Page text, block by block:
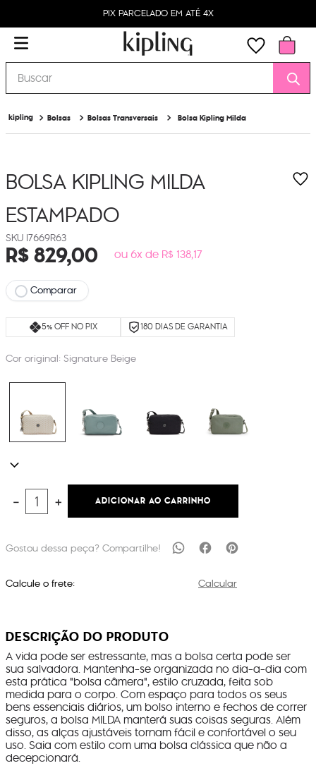
PIX PARCELADO EM ATÉ 4X
Buscar
Bolsas Bolsas Transversais Bolsa Kipling Milda
BOLSA KIPLING MILDA
ESTAMPADO
I7669R63
R$829,00 ou 6x de R$ 138,17
Comparar
5% OFF NO PIX 180 DIAS DE GARANTIA
Cor original: Signature Beige
＋
－ ADICIONAR AO CARRINHO
Calcule o frete: Calcular
DESCRIÇÃO DO PRODUTO
A vida pode ser estressante, mas a bolsa certa pode ser
sua salvadora. Mantenha-se organizada no dia-a-dia com
esta prática "bolsa câmera", estilo cruzada, feita sob
medida para o corpo. Com espaço para todos os seus
bens essenciais diários, um bolso interno e fechos de correr
seguros, a bolsa MILDA manterá suas coisas seguras. Além
disso, as alças ajustáveis tornam fácil e confortável o seu
uso. Saia com estilo com uma bolsa clássica que não a
decepcionará.